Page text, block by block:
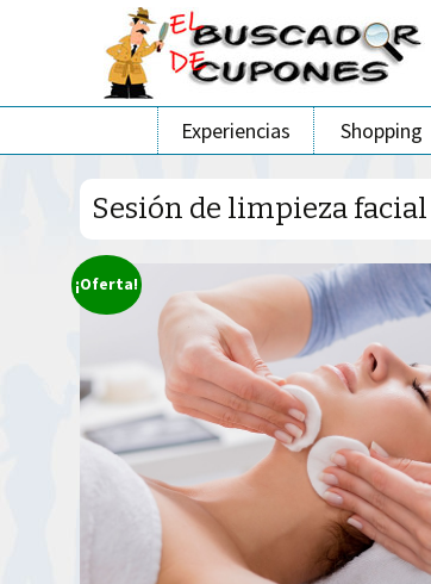
Ir
al
contenido
Experiencias Shopping
Sesión de limpieza
¡Oferta!